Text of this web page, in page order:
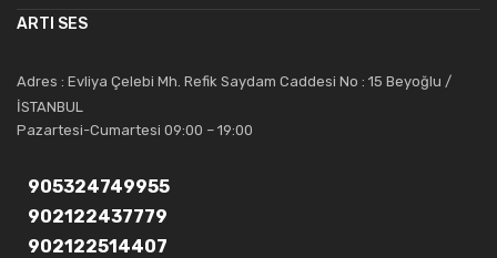
saygıdeğer yerini kazanmıştır.
Artı Ses, güler yüzü ve deneyimi ile bu gün ve gelecekte
güvenebileceğiniz bir tercihtir.
ARTI SES
Adres : Evliya Çelebi Mh. Refik Saydam Caddesi No : 15 Beyoğlu /
İSTANBUL
Pazartesi-Cumartesi 09:00 – 19:00
905324749955
902122437779
902122514407